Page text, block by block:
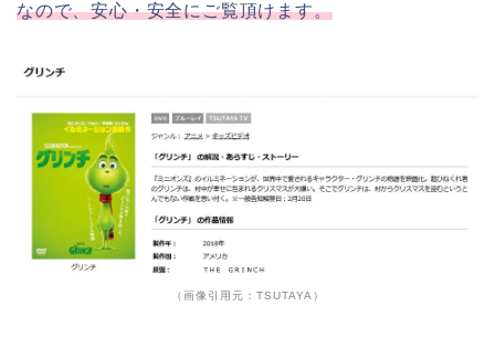
なので、安心・安全にご覧頂けます。
（画像引用元：TSUTAYA）